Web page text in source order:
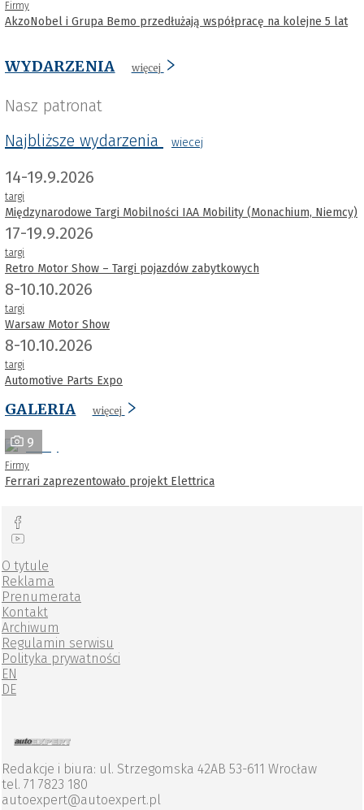
Firmy
AkzoNobel i Grupa Bemo przedłużają współpracę na kolejne 5 lat
WYDARZENIA więcej
Nasz patronat
Najbliższe wydarzenia
wiecej
14-19.9.2026
targi
Międzynarodowe Targi Mobilności IAA Mobility (Monachium, Niemcy)
17-19.9.2026
targi
Retro Motor Show – Targi pojazdów zabytkowych
8-10.10.2026
targi
Warsaw Motor Show
8-10.10.2026
targi
Automotive Parts Expo
GALERIA więcej
9
Firmy
Ferrari zaprezentowało projekt Elettrica
O tytule
Reklama
Prenumerata
Kontakt
Archiwum
Regulamin serwisu
Polityka prywatności
EN
DE
Redakcje i biura: ul. Strzegomska 42AB 53-611 Wrocław
tel. 71 7823 180
autoexpert@autoexpert.pl